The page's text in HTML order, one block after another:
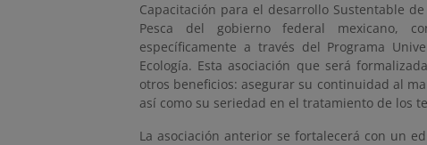
Capacitación para el desarrollo Sustentable
Pesca del gobierno federal mexicano,
específicamente a través del Programa
Ecología. Esta asociación que será
otros beneficios: asegurar su continuidad al
así como su seriedad en el tratamiento de los
La asociación anterior se fortalecerá con un